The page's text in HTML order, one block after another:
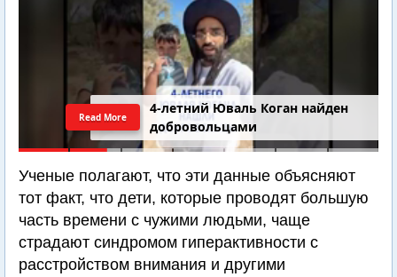
4-летний Юваль Коган найден
добровольцами
Read More
Ученые полагают, что эти данные объясняют
тот факт, что дети, которые проводят большую
часть времени с чужими людьми, чаще
страдают синдромом гиперактивности с
расстройством внимания и другими